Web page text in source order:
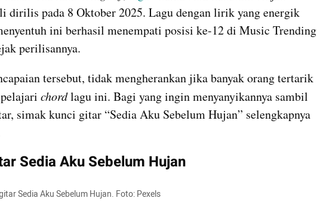
dirilis pada 8 Oktober 2025. Lagu dengan lirik yang energik
ini berhasil menempati posisi ke-12 di Music Trending
perilisannya.
tersebut, tidak mengherankan jika banyak orang tertarik
chord lagu ini. Bagi yang ingin menyanyikannya sambil
simak kunci gitar “Sedia Aku Sebelum Hujan” selengkapnya
Sedia Aku Sebelum Hujan
Sedia Aku Sebelum Hujan. Foto: Pexels